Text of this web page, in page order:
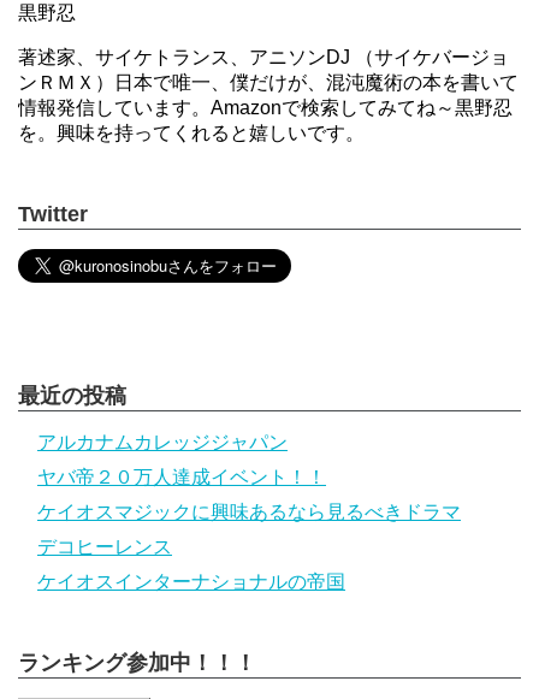
黒野忍
著述家、サイケトランス、アニソンDJ （サイケバージョ
ンＲＭＸ）日本で唯一、僕だけが、混沌魔術の本を書いて
情報発信しています。Amazonで検索してみてね～黒野忍
を。興味を持ってくれると嬉しいです。
Twitter
最近の投稿
アルカナムカレッジジャパン
ヤバ帝２０万人達成イベント！！
ケイオスマジックに興味あるなら見るべきドラマ
デコヒーレンス
ケイオスインターナショナルの帝国
ランキング参加中！！！